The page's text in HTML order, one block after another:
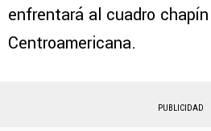
enfrentará al cuadro
Centroamericana.
PUBLICIDAD